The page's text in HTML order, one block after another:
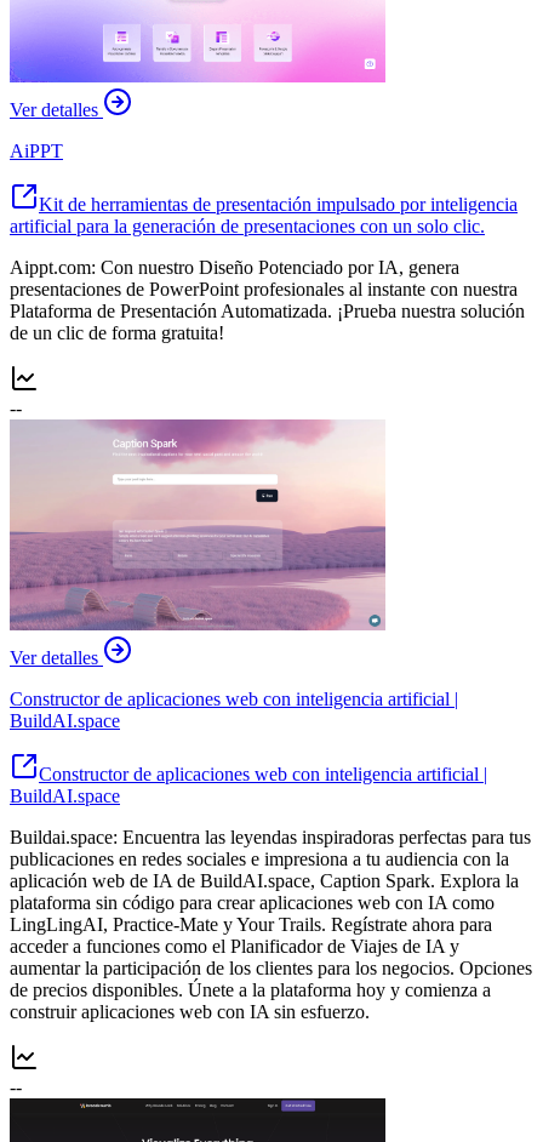
Ver detalles
AiPPT
Kit de herramientas de presentación impulsado por inteligencia
artificial para la generación de presentaciones con un solo clic.
Aippt.com: Con nuestro Diseño Potenciado por IA, genera
presentaciones de PowerPoint profesionales al instante con nuestra
Plataforma de Presentación Automatizada. ¡Prueba nuestra solución
de un clic de forma gratuita!
--
Ver detalles
Constructor de aplicaciones web con inteligencia artificial |
BuildAI.space
Constructor de aplicaciones web con inteligencia artificial |
BuildAI.space
Buildai.space: Encuentra las leyendas inspiradoras perfectas para tus
publicaciones en redes sociales e impresiona a tu audiencia con la
aplicación web de IA de BuildAI.space, Caption Spark. Explora la
plataforma sin código para crear aplicaciones web con IA como
LingLingAI, Practice-Mate y Your Trails. Regístrate ahora para
acceder a funciones como el Planificador de Viajes de IA y
aumentar la participación de los clientes para los negocios. Opciones
de precios disponibles. Únete a la plataforma hoy y comienza a
construir aplicaciones web con IA sin esfuerzo.
--